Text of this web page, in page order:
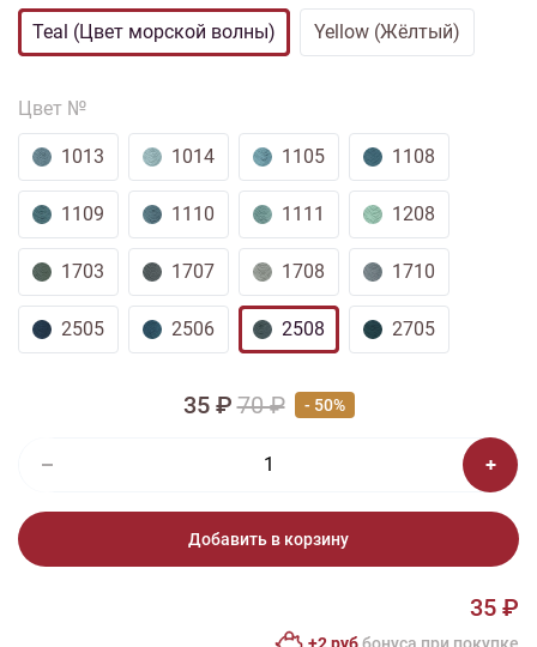
Teal (Цвет морской волны) Yellow (Жёлтый)
Цвет №
1013 1014 1105 1108
1109 1110 1111 1208
1703 1707 1708 1710
2505 2506 2508 2705
35 ₽70 ₽ - 50%
Добавить в корзину
35 ₽